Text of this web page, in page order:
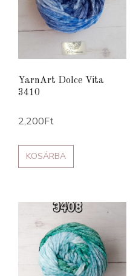
YarnArt Dolce Vita
3410
2,200Ft
KOSÁRBA